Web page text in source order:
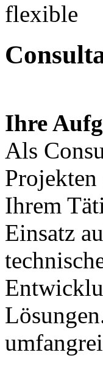
flexible
Ihre
Als
Ihrem
Einsatz